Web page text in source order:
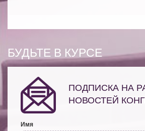
БУДЬТЕ В КУРСЕ
ПОДПИСКА НА
НОВОСТЕЙ
Имя